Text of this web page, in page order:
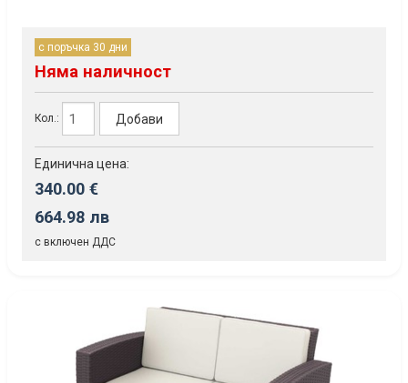
с поръчка 30 дни
Няма наличност
Кол.: Добави
Единична цена:
340.00 €
664.98 лв
с включен ДДС